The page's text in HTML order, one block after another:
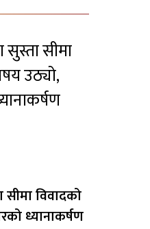
सीमा विवादको
ध्यानाकर्षण